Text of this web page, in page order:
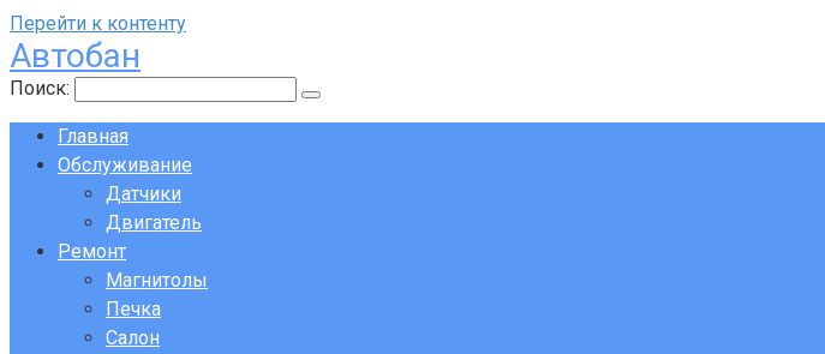
Перейти к контенту
Автобан
Поиск:
Главная
Обслуживание
Датчики
Двигатель
Ремонт
Магнитолы
Печка
Салон